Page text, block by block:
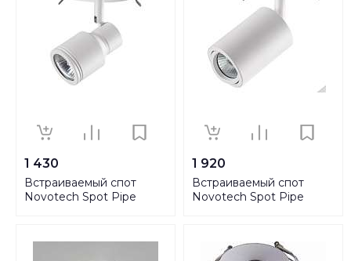
1 430
Встраиваемый спот
Novotech Spot Pipe
1 920
Встраиваемый спот
Novotech Spot Pipe